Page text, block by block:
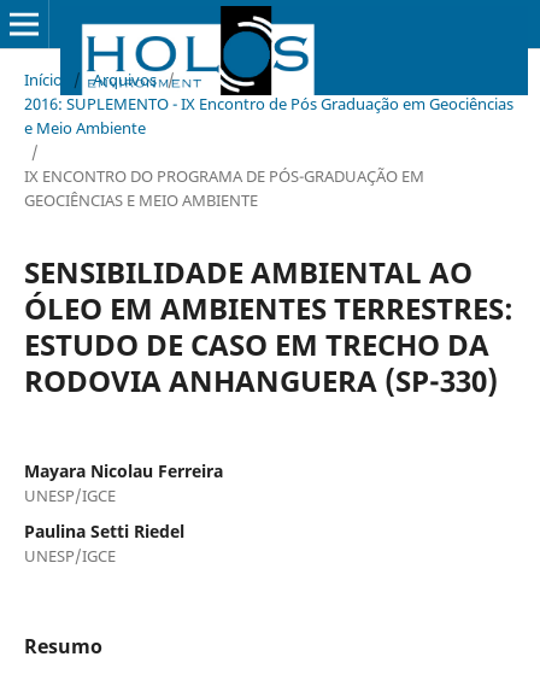
Início / Arquivos /
2016: SUPLEMENTO - IX Encontro de Pós Graduação em Geociências
e Meio Ambiente
/
IX ENCONTRO DO PROGRAMA DE PÓS-GRADUAÇÃO EM
GEOCIÊNCIAS E MEIO AMBIENTE
SENSIBILIDADE AMBIENTAL AO
ÓLEO EM AMBIENTES TERRESTRES:
ESTUDO DE CASO EM TRECHO DA
RODOVIA ANHANGUERA (SP-330)
Mayara Nicolau Ferreira
UNESP/IGCE
Paulina Setti Riedel
UNESP/IGCE
Resumo